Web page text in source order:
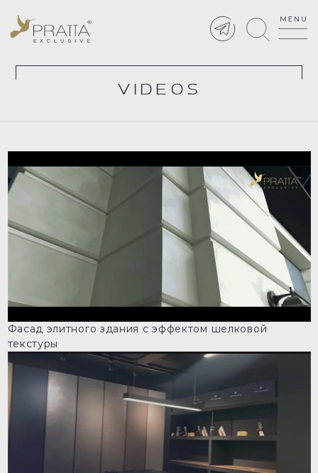
VIDEOS
Фасад элитного здания с эффектом шелковой
текстуры